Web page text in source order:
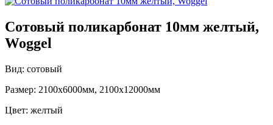
Сотовый поликарбонат 10мм желтый,
Woggel
Вид: сотовый
Размер: 2100х6000мм, 2100х12000мм
Цвет: желтый